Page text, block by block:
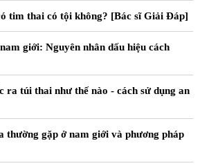
tim thai có tội không? [Bác sĩ Giải Đáp]
giới: Nguyên nhân dấu hiệu cách
ra túi thai như thế nào - cách sử dụng an
thường gặp ở nam giới và phương pháp